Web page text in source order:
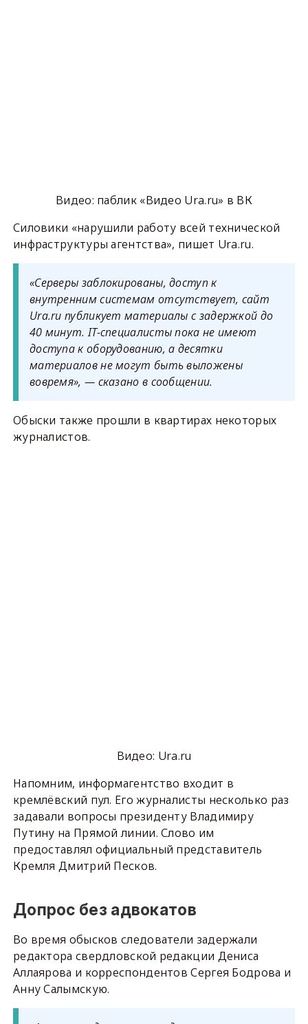
Видео: паблик «Видео Ura.ru» в ВК
Силовики «нарушили работу всей технической
инфраструктуры агентства», пишет Ura.ru.
«Серверы заблокированы, доступ к
внутренним системам отсутствует, сайт
Ura.ru публикует материалы с задержкой до
40 минут. IT-специалисты пока не имеют
доступа к оборудованию, а десятки
материалов не могут быть выложены
вовремя», — сказано в сообщении.
Обыски также прошли в квартирах некоторых
журналистов.
Видео: Ura.ru
Напомним, информагентство входит в
кремлёвский пул. Его журналисты несколько раз
задавали вопросы президенту Владимиру
Путину на Прямой линии. Слово им
предоставлял официальный представитель
Кремля Дмитрий Песков.
Допрос без адвокатов
Во время обысков следователи задержали
редактора свердловской редакции Дениса
Аллаярова и корреспондентов Сергея Бодрова и
Анну Салымскую.